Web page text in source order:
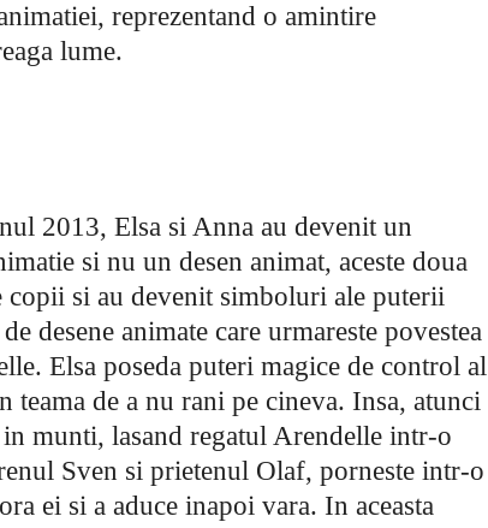
reprezentand o amintire
lume.
2013, Elsa si Anna au devenit un
si nu un desen animat, aceste doua
si au devenit simboluri ale puterii
desene animate care urmareste povestea
Elsa poseda puteri magice de control al
teama de a nu rani pe cineva. Insa, atunci
munti, lasand regatul Arendelle intr-o
Sven si prietenul Olaf, porneste intr-o
ei si a aduce inapoi vara. In aceasta